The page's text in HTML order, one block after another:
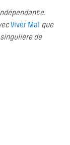
Viver Mal que
de